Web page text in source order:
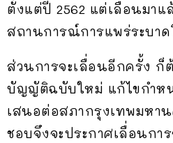
ตั้งแต่ปี 2562 แต่เลื่อนมาแ
สถานการณ์การแพร่ระบาด
ส่วนการจะเลื่อนอีกครั้ง ก็
บัญญัติฉบับใหม่ แก้ไขกำหน
เสนอต่อสภากรุงเทพมหา
ชอบจึงจะประกาศเลื่อนกา